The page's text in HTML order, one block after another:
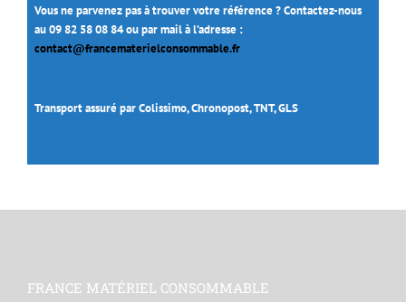
Vous ne parvenez pas à trouver votre référence ? Contactez-nous
au 09 82 58 08 84 ou par mail à l’adresse :
contact@francematerielconsommable.fr
Transport assuré par Colissimo, Chronopost, TNT, GLS
FRANCE MATÉRIEL CONSOMMABLE